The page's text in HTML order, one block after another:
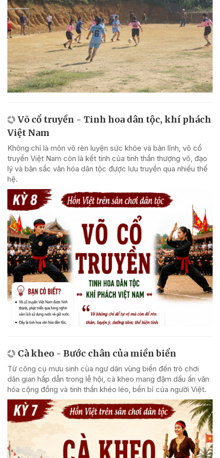
Võ cổ truyền - Tinh hoa dân tộc, khí phách
Việt Nam
Không chỉ là môn võ rèn luyện sức khỏe và bản lĩnh, võ cổ
truyền Việt Nam còn là kết tinh của tinh thần thượng võ, đạo
lý và bản sắc văn hóa dân tộc được lưu truyền qua nhiều thế
hệ.
Cà kheo - Bước chân của miền biển
Từ công cụ mưu sinh của ngư dân vùng biển đến trò chơi
dân gian hấp dẫn trong lễ hội, cà kheo mang đậm dấu ấn văn
hóa cộng đồng và tinh thần khéo léo, bền bỉ của người Việt.